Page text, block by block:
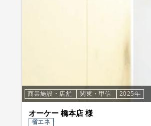
商業施設・店舗 関東・甲信 2025年
オーケー 橋本店 様
省エネ